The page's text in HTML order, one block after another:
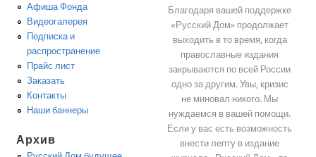
Афиша Фонда
Видеогалерея
Подписка и
распространение
Прайс лист
Заказать
Контакты
Наши баннеры
Архив
Благодаря вашей поддержке
«Русский Дом» продолжает
выходить в то время, когда
православные издания
закрываются по всей России
одно за другим. Увы, кризис
не миновал никого. Мы
нуждаемся в вашей помощи.
Если у вас есть возможность
внести лепту в издание